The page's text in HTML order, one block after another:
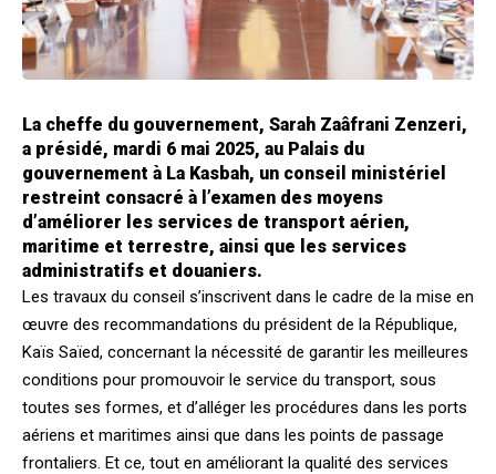
La cheffe du gouvernement, Sarah Zaâfrani Zenzeri,
a présidé, mardi 6 mai 2025, au Palais du
gouvernement à La Kasbah, un conseil ministériel
restreint consacré à l’examen des moyens
d’améliorer les services de transport aérien,
maritime et terrestre, ainsi que les services
administratifs et douaniers.
Les travaux du conseil s’inscrivent dans le cadre de la mise en
œuvre des recommandations du président de la République,
Kaïs Saïed, concernant la nécessité de garantir les meilleures
conditions pour promouvoir le service du transport, sous
toutes ses formes, et d’alléger les procédures dans les ports
aériens et maritimes ainsi que dans les points de passage
frontaliers. Et ce, tout en améliorant la qualité des services